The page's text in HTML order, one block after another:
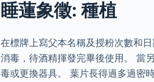
睡蓮象徵: 種植
在標牌上寫父本名稱及授粉次數和
消毒，待酒精揮發完畢後使用。 當
毒或更換器具。 葉片長得過多過密